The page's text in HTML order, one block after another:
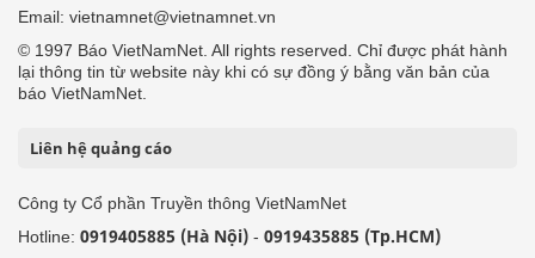
Email: vietnamnet@vietnamnet.vn
© 1997 Báo VietNamNet. All rights reserved. Chỉ được phát hành
lại thông tin từ website này khi có sự đồng ý bằng văn bản của
báo VietNamNet.
Liên hệ quảng cáo
Công ty Cổ phần Truyền thông VietNamNet
Hotline: 0919405885 (Hà Nội) - 0919435885 (Tp.HCM)